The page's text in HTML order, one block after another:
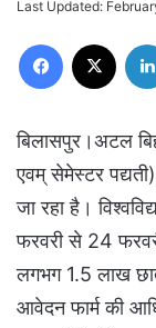
Last Updated:
Facebook
बिलासपुर।अटल
एवम् सेमेस्टर
जा रहा है।
फरवरी से 24
लगभग 1.5 लाख
आवेदन फार्म की